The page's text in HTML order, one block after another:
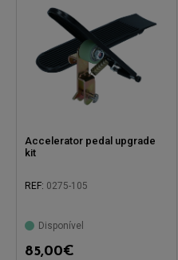
Accelerator pedal upgrade
kit
REF: 0275-105
Disponível
85,00€
Compatível com: